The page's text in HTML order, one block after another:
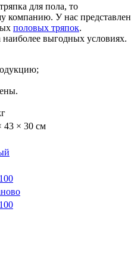
для пола, то
компанию. У нас представлен
половых тряпок.
выгодных условиях.
43 × 30 см